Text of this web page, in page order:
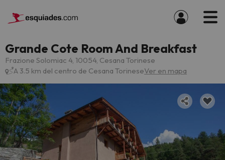
Grande Cote Room And Breakfast
Frazione Solomiac 4, 10054, Cesana Torinese
A 3.5 km del centro de Cesana TorineseVer en mapa